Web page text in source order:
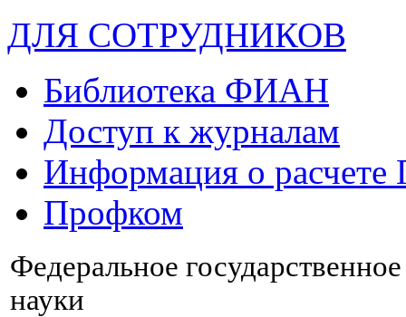
ДЛЯ СОТРУДНИКОВ
Библиотека ФИАН
Доступ к журналам
Информация о
Профком
Федеральное
науки